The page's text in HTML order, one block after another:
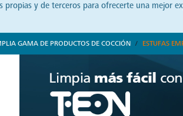
propias y de terceros para ofrecerte una mejor
GAMA DE PRODUCTOS DE COCCIÓN ESTUFAS